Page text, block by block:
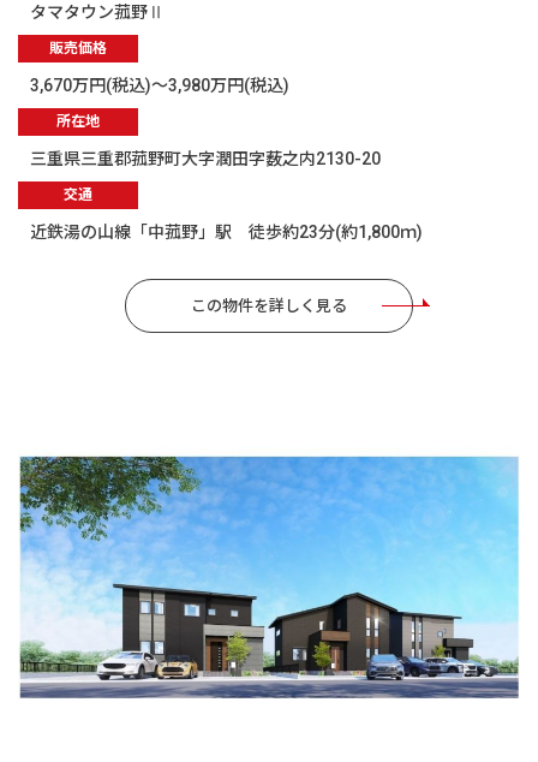
タマタウン菰野Ⅱ
販売価格
3,670万円(税込)～3,980万円(税込)
所在地
三重県三重郡菰野町大字潤田字薮之内2130-20
交通
近鉄湯の山線「中菰野」駅 徒歩約23分(約1,800ｍ)
この物件を詳しく見る